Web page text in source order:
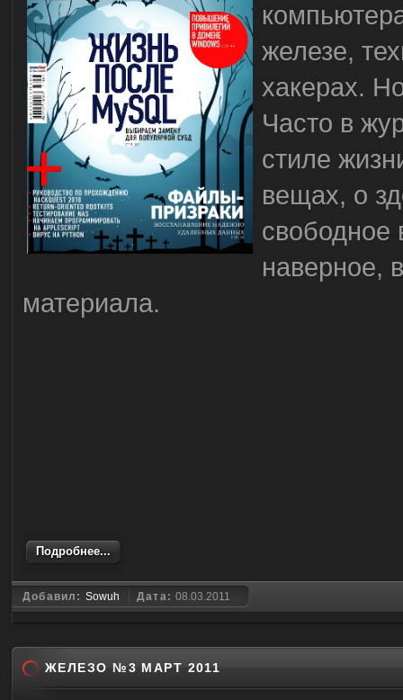
железе,
хакерах.
Часто в
стиле
вещах, о
свободное
наверное,
материала.
Подробнее...
Добавил: Sowuh Дата:08.03.2011
ЖЕЛЕЗО №3 МАРТ 2011